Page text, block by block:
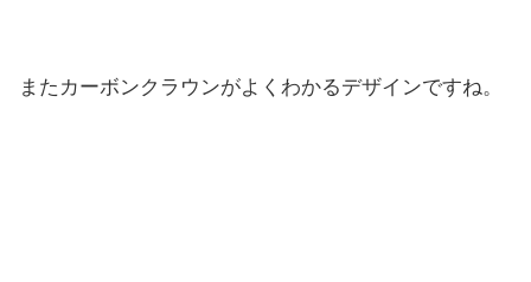
またカーボンクラウンがよくわかるデザインですね。